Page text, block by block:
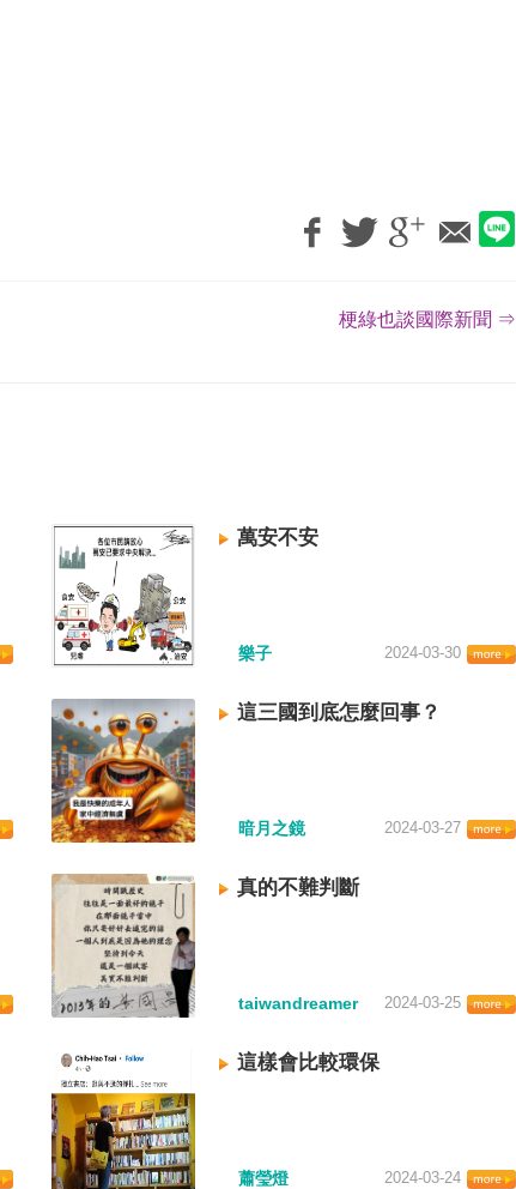
梗綠也談國際新聞 ⇒
萬安不安
樂子 2024-03-30
這三國到底怎麼回事？
暗月之鏡 2024-03-27
真的不難判斷
taiwandreamer 2024-03-25
這樣會比較環保
蕭瑩燈 2024-03-24